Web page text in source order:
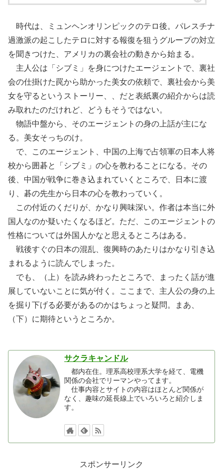
時代は、ミュンヘンオリンピックのテロ後。パレスチナ
過激派の起こしたテロに対する報復を狙うグループの対立
を聞きつけた、アメリカの裏会社の動きから始まる。
主人公は「シブミ」を身につけたエージェントで、裏社
会の仕掛けた罠から助かった美女の依頼で、裏社会から美
女を守るというストーリー、、だと表紙裏の紹介からは読
み取れたのだけれど、どうもそうではない。
物語中盤から、そのエージェントの身の上話が主にな
る。美女そっちのけ。
で、このエージェント、中国の上海で占領軍の日本人将
校から囲碁と「シブミ」の心を教わることになる。その
後、中国が戦争に巻き込まれていくところで、日本に渡
り、碁の先生から日本の心を教わっていく。
この付近のくだりが、かなり興味深い。作者は本当に外
国人なのか疑いたくなるほど。ただ、このエージェントの
性格については外国人かなと思えるところはある。
戦後すぐの日本の混乱、復興時のあたりはかなり引き込
まれるように読んでしまった。
でも、（上）を読み終わったところで、まったく話が進
展していないことに気が付く。ここまで、主人公の身の上
を掘り下げる必要があるのかはちょっと疑問。まあ、
（下）に期待というところか。
サクラキャンドル
都内在住。理系高校理系大学を経て、電機
関係の会社でリーマンやってます。
仕事内容とサイトの内容はほとんど関係が
なく、趣味の延長線上でいろいろと紹介しま
す。
スポンサーリンク